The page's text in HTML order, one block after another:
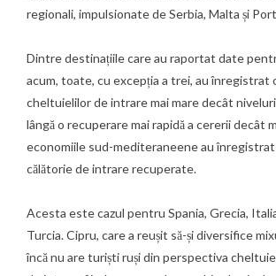
regionali, impulsionate de Serbia, Malta și
Dintre destinațiile care au raportat date
acum, toate, cu excepția a trei, au înregistrat
cheltuielilor de intrare mai mare decât
lângă o recuperare mai rapidă a cererii decât
economiile sud-mediteraneene au
călătorie de intrare recuperate.
Acesta este cazul pentru Spania, Grecia,
Turcia. Cipru, care a reușit să-și diversifice
încă nu are turiști ruși din perspectiva